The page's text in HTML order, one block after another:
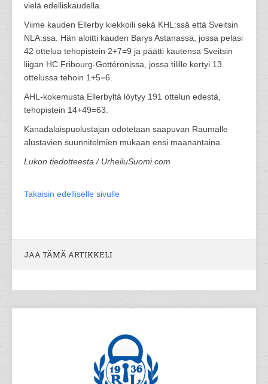
vielä edelliskaudella.
Viime kauden Ellerby kiekkoili sekä KHL:ssä että Sveitsin
NLA:ssa. Hän aloitti kauden Barys Astanassa, jossa pelasi
42 ottelua tehopistein 2+7=9 ja päätti kautensa Sveitsin
liigan HC Fribourg-Gottéronissa, jossa tilille kertyi 13
ottelussa tehoin 1+5=6.
AHL-kokemusta Ellerbyltä löytyy 191 ottelun edestä,
tehopistein 14+49=63.
Kanadalaispuolustajan odotetaan saapuvan Raumalle
alustavien suunnitelmien mukaan ensi maanantaina.
Lukon tiedotteesta / UrheiluSuomi.com
Takaisin edelliselle sivulle
JAA TÄMÄ ARTIKKELI